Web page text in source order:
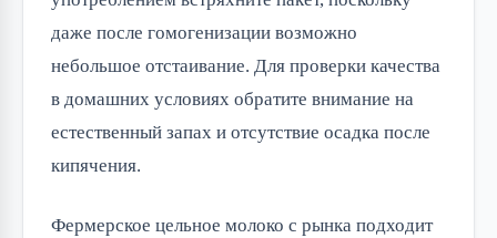
даже после гомогенизации возможно
небольшое отстаивание. Для проверки качества
в домашних условиях обратите внимание на
естественный запах и отсутствие осадка после
кипячения.
Фермерское цельное молоко с рынка подходит